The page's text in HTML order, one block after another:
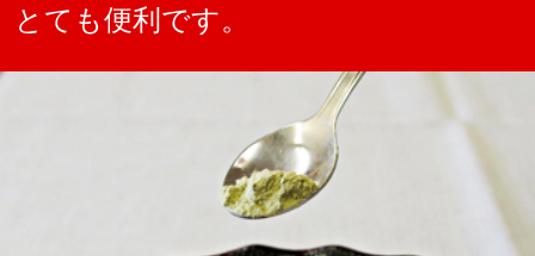
とても便利です。